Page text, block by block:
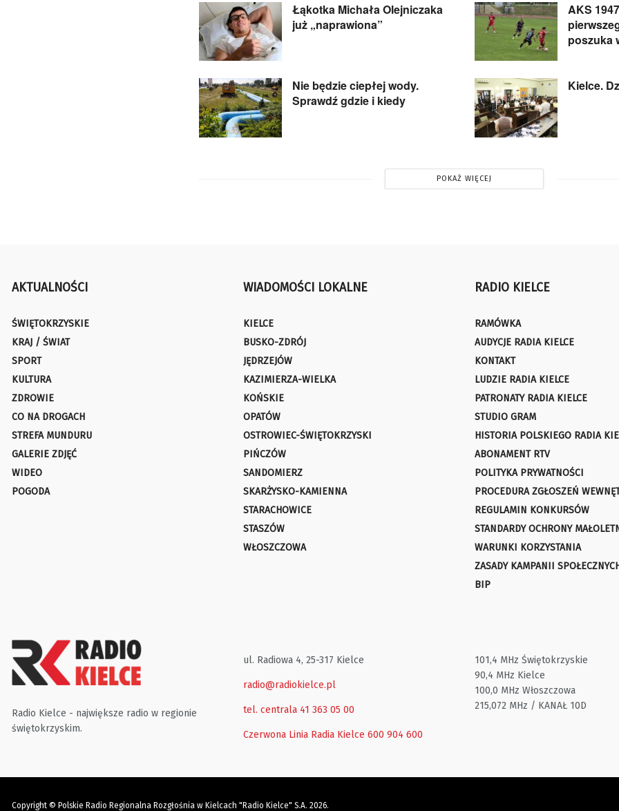
Łąkotka Michała Olejniczaka
już „naprawiona”
AKS
poszuka
Nie będzie ciepłej wody.
Sprawdź gdzie i kiedy
Kielce.
POKAŻ WIĘCEJ
AKTUALNOŚCI
ŚWIĘTOKRZYSKIE
KRAJ / ŚWIAT
SPORT
KULTURA
ZDROWIE
CO NA DROGACH
STREFA MUNDURU
GALERIE ZDJĘĆ
WIDEO
POGODA
WIADOMOŚCI LOKALNE
KIELCE
BUSKO-ZDRÓJ
JĘDRZEJÓW
KAZIMIERZA-WIELKA
KOŃSKIE
OPATÓW
OSTROWIEC-ŚWIĘTOKRZYSKI
PIŃCZÓW
SANDOMIERZ
SKARŻYSKO-KAMIENNA
STARACHOWICE
STASZÓW
WŁOSZCZOWA
RADIO KIELCE
RAMÓWKA
AUDYCJE RADIA KIELCE
KONTAKT
LUDZIE RADIA KIELCE
PATRONATY RADIA KIELCE
STUDIO GRAM
HISTORIA POLSKIEGO RADIA
ABONAMENT RTV
POLITYKA PRYWATNOŚCI
PROCEDURA ZGŁOSZEŃ
REGULAMIN KONKURSÓW
STANDARDY OCHRONY
WARUNKI KORZYSTANIA
ZASADY KAMPANII
BIP
Radio Kielce - największe radio w regionie
świętokrzyskim.
ul. Radiowa 4, 25-317 Kielce
radio@radiokielce.pl
tel. centrala 41 363 05 00
Czerwona Linia Radia Kielce 600 904 600
101,4 MHz Świętokrzyskie
90,4 MHz Kielce
100,0 MHz Włoszczowa
215,072 MHz / KANAŁ 10D
Copyright © Polskie Radio Regionalna Rozgłośnia w Kielcach "Radio Kielce" S.A. 2026.